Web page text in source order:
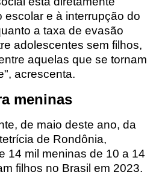
e à interrupção do
a taxa de evasão
adolescentes sem filhos,
aquelas que se tornam
acrescenta.
meninas
de maio deste ano, da
de Rondônia,
14 mil meninas de 10 a 14
filhos no Brasil em 2023.